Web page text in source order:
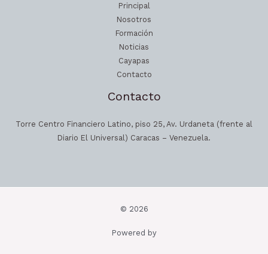
Principal
Nosotros
Formación
Noticias
Cayapas
Contacto
Contacto
Torre Centro Financiero Latino, piso 25, Av. Urdaneta (frente al
Diario El Universal) Caracas – Venezuela.
© 2026
Powered by